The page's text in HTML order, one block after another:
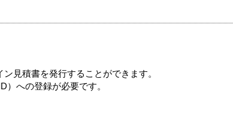
見積書を発行することができます。
への登録が必要です。